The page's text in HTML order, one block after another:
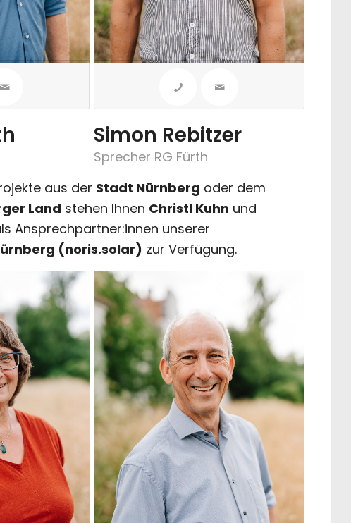
Simon Rebitzer
Sprecher RG Fürth
aus der Stadt Nürnberg oder dem
Land stehen Ihnen Christl Kuhn und
Ansprechpartner:innen unserer
(noris.solar) zur Verfügung.